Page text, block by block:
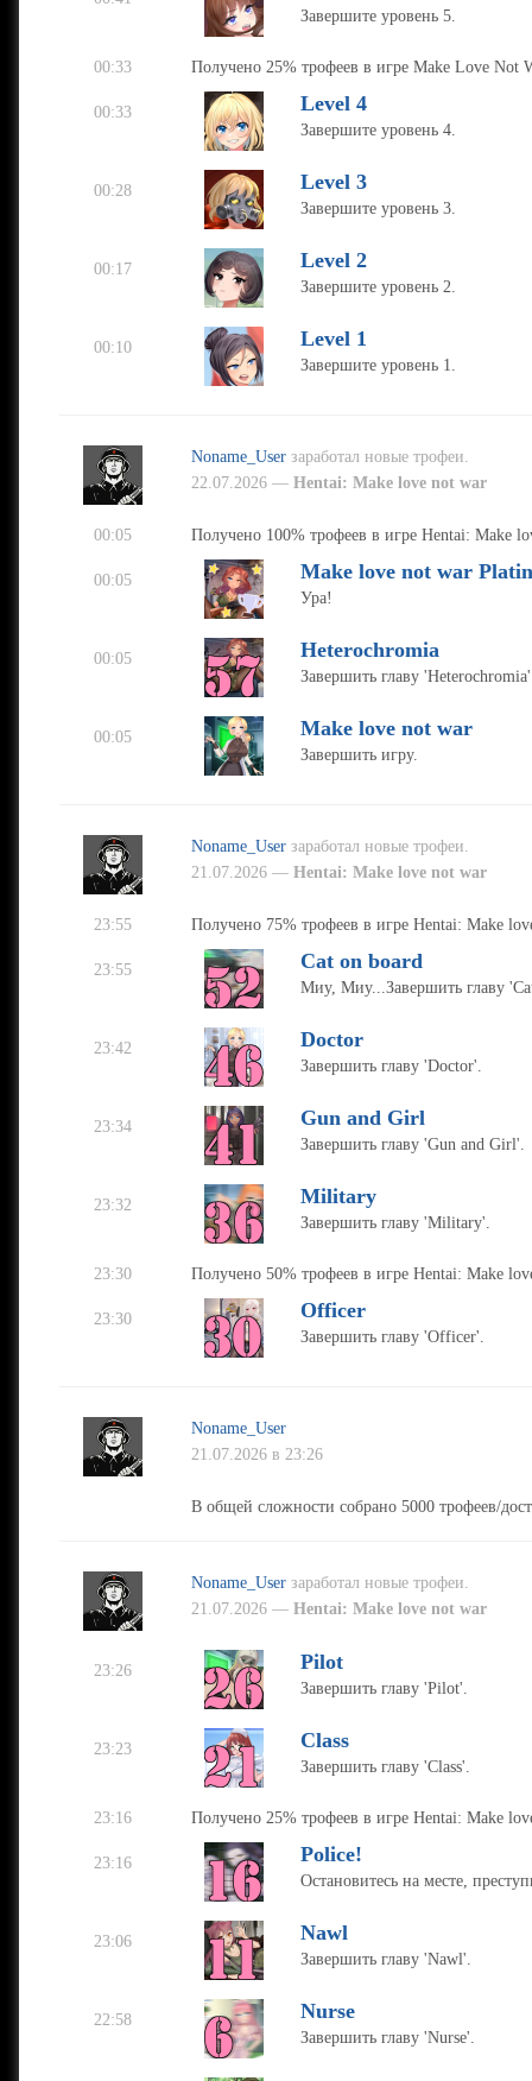
Завершите уровень 5.
00:33 Получено 25% трофеев в игре Make Love Not
00:33 Level 4
Завершите уровень 4.
00:28 Level 3
Завершите уровень 3.
00:17 Level 2
Завершите уровень 2.
00:10 Level 1
Завершите уровень 1.
Noname_User заработал новые трофеи.
22.07.2026 —Hentai: Make love not war
00:05 Получено 100% трофеев в игре Hentai: Make
00:05 Make love not war
Ура!
00:05 Heterochromia
Завершить главу
00:05 Make love not war
Завершить игру.
Noname_User заработал новые трофеи.
21.07.2026 —Hentai: Make love not war
23:55 Получено 75% трофеев в игре Hentai: Make
23:55 Cat on board
Миу, Миу...Завершить главу
23:42 Doctor
Завершить главу 'Doctor'.
23:34 Gun and Girl
Завершить главу 'Gun and Girl'.
23:32 Military
Завершить главу 'Military'.
23:30 Получено 50% трофеев в игре Hentai: Make
23:30 Officer
Завершить главу 'Officer'.
Noname_User
21.07.2026 в 23:26
В общей сложности собрано 5000 трофеев/
Noname_User заработал новые трофеи.
21.07.2026 —Hentai: Make love not war
23:26 Pilot
Завершить главу 'Pilot'.
23:23 Class
Завершить главу 'Class'.
23:16 Получено 25% трофеев в игре Hentai: Make
23:16 Police!
Остановитесь на месте,
23:06 Nawl
Завершить главу 'Nawl'.
22:58 Nurse
Завершить главу 'Nurse'.